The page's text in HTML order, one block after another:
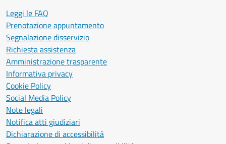
Leggi le FAQ
Prenotazione appuntamento
Segnalazione disservizio
Richiesta assistenza
Amministrazione trasparente
Informativa privacy
Cookie Policy
Social Media Policy
Note legali
Notifica atti giudiziari
Dichiarazione di accessibilità